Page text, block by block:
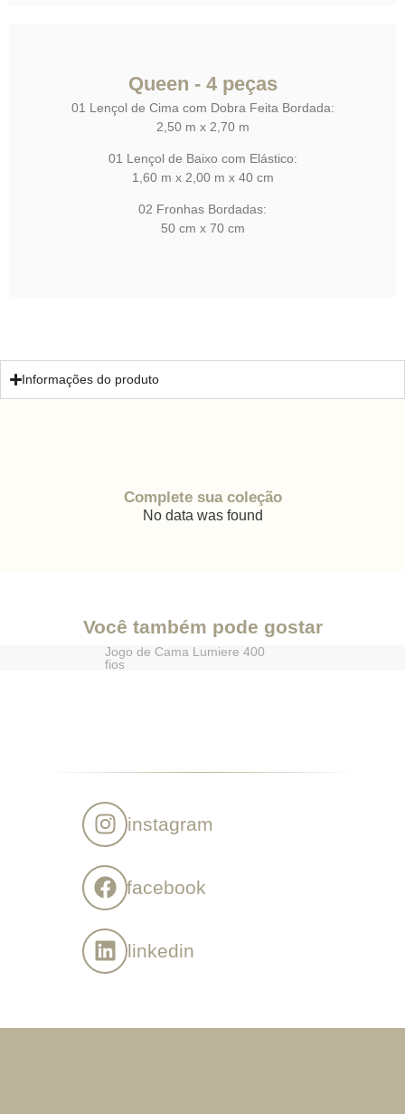
Queen - 4 peças
01 Lençol de Cima com Dobra Feita Bordada:
2,50 m x 2,70 m
01 Lençol de Baixo com Elástico:
1,60 m x 2,00 m x 40 cm
02 Fronhas Bordadas:
50 cm x 70 cm
Informações do produto
Complete sua coleção
No data was found
Você também pode gostar
Jogo de Cama Lumiere 400
fios
instagram
facebook
linkedin